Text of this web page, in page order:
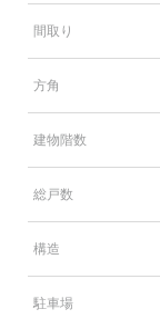
間取り
方角
建物階数
総戸数
構造
駐車場